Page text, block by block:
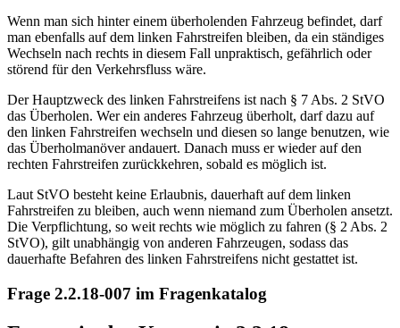
Wenn man sich hinter einem überholenden Fahrzeug befindet, darf
man ebenfalls auf dem linken Fahrstreifen bleiben, da ein ständiges
Wechseln nach rechts in diesem Fall unpraktisch, gefährlich oder
störend für den Verkehrsfluss wäre.
Der Hauptzweck des linken Fahrstreifens ist nach § 7 Abs. 2 StVO
das Überholen. Wer ein anderes Fahrzeug überholt, darf dazu auf
den linken Fahrstreifen wechseln und diesen so lange benutzen, wie
das Überholmanöver andauert. Danach muss er wieder auf den
rechten Fahrstreifen zurückkehren, sobald es möglich ist.
Laut StVO besteht keine Erlaubnis, dauerhaft auf dem linken
Fahrstreifen zu bleiben, auch wenn niemand zum Überholen ansetzt.
Die Verpflichtung, so weit rechts wie möglich zu fahren (§ 2 Abs. 2
StVO), gilt unabhängig von anderen Fahrzeugen, sodass das
dauerhafte Befahren des linken Fahrstreifens nicht gestattet ist.
Frage 2.2.18-007 im Fragenkatalog